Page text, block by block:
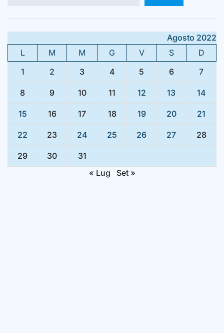
Agosto 2022
L
M M G V S
D
1
2 3 4 5 6 7
8 9 10 11 12 13 14
15 16 17 18 19 20 21
22 23 24 25 26 27 28
29 30
31
« Lug
Set »